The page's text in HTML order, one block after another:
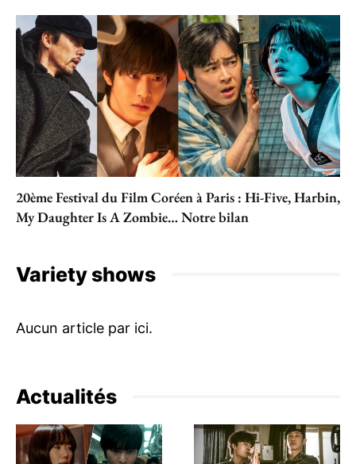
20ème Festival du Film Coréen à Paris : Hi-Five, Harbin,
My Daughter Is A Zombie… Notre bilan
Variety shows
Actualités